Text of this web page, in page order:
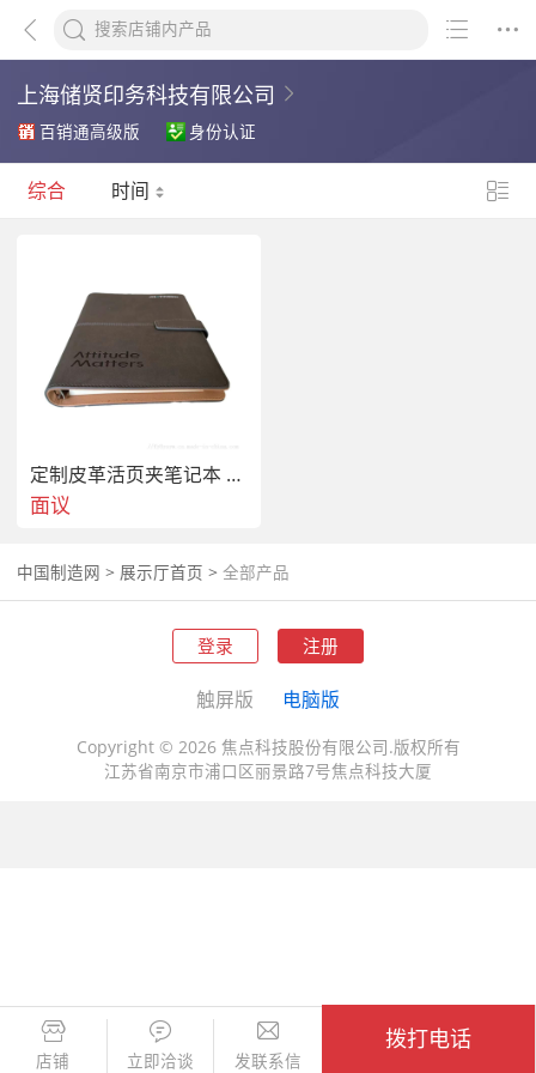
上海储贤印务科技有限公司
百销通高级版 身份认证
综合 时间
定制皮革活页夹笔记本 单 林纸内页 商务办公礼品
面议
中国制造网 > 展示厅首页 > 全部产品
店铺 立即洽谈 发联系信
拨打电话
登录 注册
触屏版 电脑版
Copyright © 2026 焦点科技股份有限公司.版权所有
江苏省南京市浦口区丽景路7号焦点科技大厦